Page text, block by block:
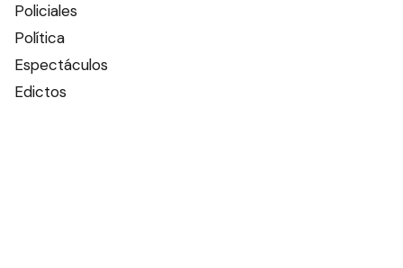
Policiales
Política
Espectáculos
Edictos